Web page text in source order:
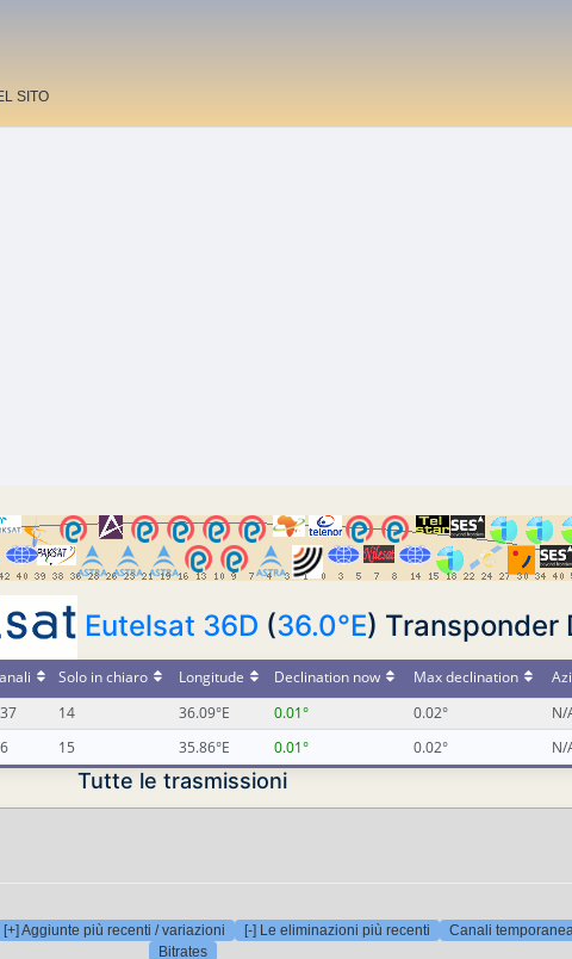
SITO
Eutelsat 36D (36.0°E) Transponder
Solo in chiaro Longitude Declination now Max declination
14 36.09°E 0.01° 0.02° N/
15 35.86°E 0.01° 0.02° N/
Tutte le trasmissioni
[+] Aggiunte più recenti / variazioni [-] Le eliminazioni più recenti Canali
Bitrates